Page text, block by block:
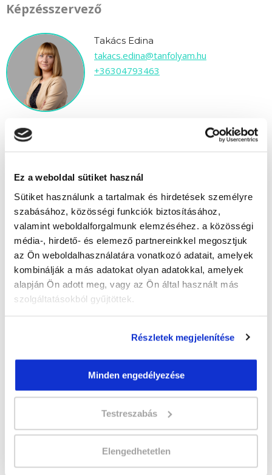
Ez a weboldal sütiket használ
Sütiket használunk a tartalmak és hirdetések személyre
szabásához, közösségi funkciók biztosításához,
valamint weboldalforgalmunk elemzéséhez. a közösségi
média-, hirdető- és elemező partnereinkkel megosztjuk
az Ön weboldalhasználatára vonatkozó adatait, amelyek
kombinálják a más adatokat olyan adatokkal, amelyek
alapján Ön adott meg, vagy az Ön által használt más
szolgáltatásokból gyűjtöttek.
Részletek megjelenítése
Minden engedélyezése
Testreszabás
Elengedhetetlen
Képzésszervező
Takács Edina
takacs.edina@tanfolyam.hu
+36304793463
" M " csoport
82 nap az indulásig!
Időtartam: 3-4 hónap
Indulás időpontja:2026-10-30
Képzés ára:150 000 Ft
130.000 Ft-ra csökkenthető! Ősztől áremelés
várható!
Vizsgadíj:57 300 Ft
A vizsga díját a Katasztrófavédelmi
A csoport a meghirdetett időpontban
biztosan indul!
Lehet még jelentkezni?
Jelentkezem!